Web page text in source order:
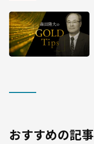
おすすめの記事